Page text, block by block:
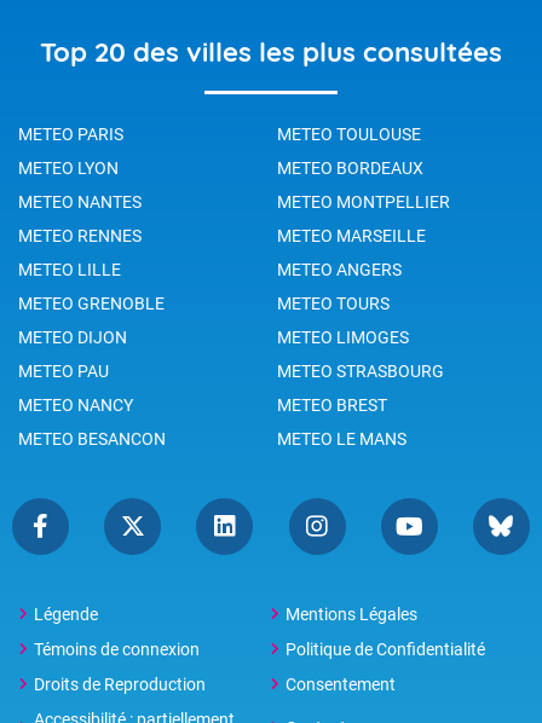
Top 20 des villes les plus consultées
METEO PARIS
METEO TOULOUSE
METEO LYON
METEO BORDEAUX
METEO NANTES
METEO MONTPELLIER
METEO RENNES
METEO MARSEILLE
METEO LILLE
METEO ANGERS
METEO GRENOBLE
METEO TOURS
METEO DIJON
METEO LIMOGES
METEO PAU
METEO STRASBOURG
METEO NANCY
METEO BREST
METEO BESANCON
METEO LE MANS
Légende
Mentions Légales
Témoins de connexion
Politique de Confidentialité
Droits de Reproduction
Consentement
Accessibilité : partiellement